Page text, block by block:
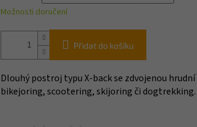
Možnosti doručení
Přidat do košíku
Dlouhý postroj typu X-back se zdvojenou
bikejoring, scootering, skijoring či dogtrekking.